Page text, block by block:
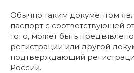
Обычно таким документом
паспорт с соответствующей
того, может быть
регистрации или другой
подтверждающий
России.